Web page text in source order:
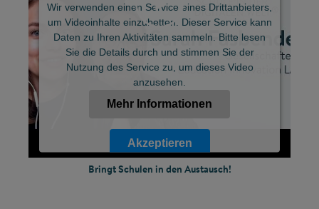
Wir verwenden einen Service eines Drittanbieters,
um Videoinhalte einzubetten. Dieser Service kann
Daten zu Ihren Aktivitäten sammeln. Bitte lesen
Sie die Details durch und stimmen Sie der
Nutzung des Service zu, um dieses Video
anzusehen.
Mehr Informationen
Akzeptieren
Powered by
Bringt Schulen in den Austausch!